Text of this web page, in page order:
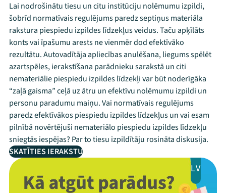
Lai nodrošinātu tiesu un citu institūciju nolēmumu izpildi,
šobrīd normatīvais regulējums paredz septiņus materiāla
rakstura piespiedu izpildes līdzekļus veidus. Taču apķīlāts
konts vai īpašumu arests ne vienmēr dod efektīvāko
rezultātu. Autovadītāja apliecības anulēšana, liegums spēlēt
azartspēles, ierakstīšana parādnieku sarakstā un citi
nemateriālie piespiedu izpildes līdzekļi var būt noderīgāka
“zaļā gaisma” ceļā uz ātru un efektīvu nolēmumu izpildi un
personu paradumu maiņu. Vai normatīvais regulējums
paredz efektīvākos piespiedu izpildes līdzekļus un vai esam
pilnībā novērtējuši nemateriālo piespiedu izpildes līdzekļu
sniegtās iespējas? Par to tiesu izpildītāju rosināta diskusija.
SKATĪTIES IERAKSTU
LV